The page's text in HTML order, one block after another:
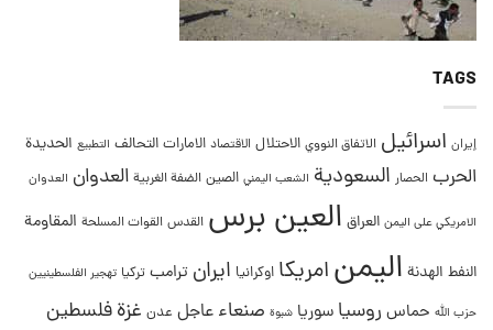
TAGS
إيران اسرائيل الاتفاق النووي الاحتلال الاقتصاد الامارات التحالف التطبيع الحديدة
الحرب الحصار السعودية الشعب اليمني الصين الضفة الغربية العدوان العدوان
الامريكي على اليمن العراق العين برس القدس القوات المسلحة المقاومة
النفط الهدنة اليمنامريكا اوكرانيا ايران ترامب تركيا تهجير الفلسطينيين
حزب الله حماس روسيا سوريا شبوة صنعاء عاجل عدن غزةفلسطين